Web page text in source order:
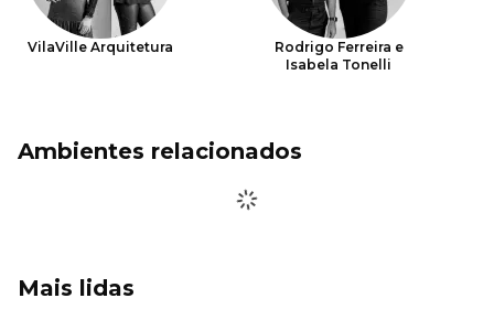
VilaVille Arquitetura
Rodrigo Ferreira e
Isabela Tonelli
Ambientes relacionados
Mais lidas